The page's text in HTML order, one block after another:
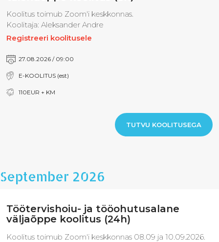
Koolitus toimub Zoom'i keskkonnas.
Koolitaja: Aleksander Andre
Registreeri koolitusele
27.08.2026 / 09:00
E-KOOLITUS (est)
110EUR + KM
TUTVU KOOLITUSEGA
September 2026
Töötervishoiu- ja tööohutusalane
väljaõppe koolitus (24h)
Koolitus toimub Zoom'i keskkonnas 08.09 ja 10.09.2026.